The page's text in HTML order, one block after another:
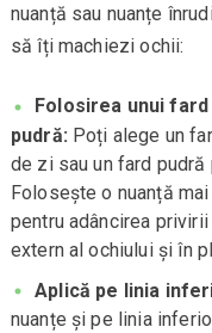
nuanță sau nuanțe
să îți machiezi ochii:
Folosirea unui
pudră: Poți alege un
de zi sau un fard
Folosește o nuanță
pentru adâncirea
extern al ochiului și în
Aplică pe linia
nuanțe și pe linia